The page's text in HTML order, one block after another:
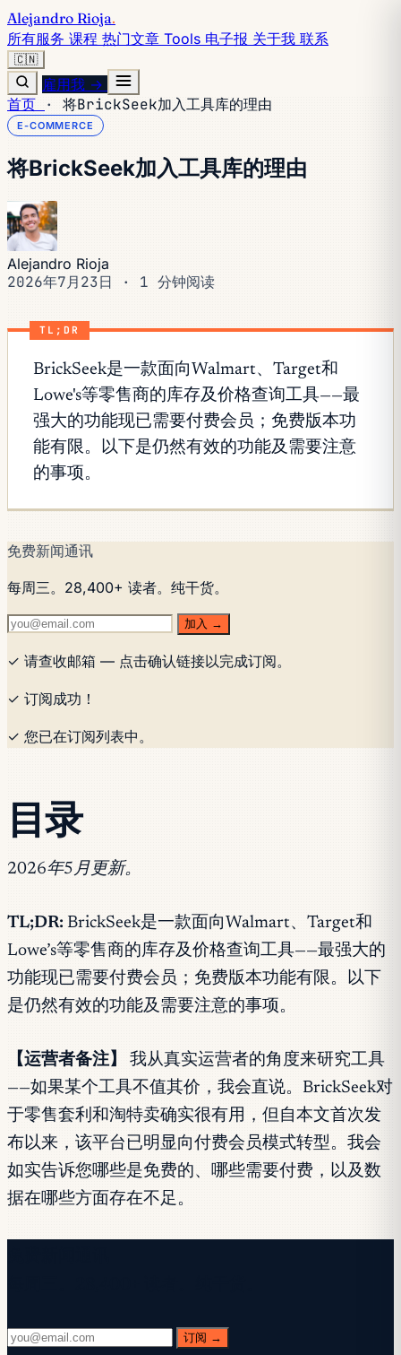
Alejandro Rioja.
所有服务 课程 热门文章 Tools 电子报 关于我 联系
🇨🇳
雇用我 →
首页 · 将BrickSeek加入工具库的理由
E-COMMERCE
将BrickSeek加入工具库的理由
Alejandro Rioja
2026年7月23日 · 1 分钟阅读
TL;DR
BrickSeek是一款面向Walmart、Target和
Lowe's等零售商的库存及价格查询工具——最
强大的功能现已需要付费会员；免费版本功
能有限。以下是仍然有效的功能及需要注意
的事项。
免费新闻通讯
每周三。28,400+ 读者。纯干货。
加入 →
✓ 请查收邮箱 — 点击确认链接以完成订阅。
✓ 订阅成功！
✓ 您已在订阅列表中。
目录
2026年5月更新。
TL;DR: BrickSeek是一款面向Walmart、Target和
Lowe’s等零售商的库存及价格查询工具——最强大的
功能现已需要付费会员；免费版本功能有限。以下
是仍然有效的功能及需要注意的事项。
【运营者备注】
我从真实运营者的角度来研究工具
——如果某个工具不值其价，我会直说。BrickSeek对
于零售套利和淘特卖确实很有用，但自本文首次发
布以来，该平台已明显向付费会员模式转型。我会
如实告诉您哪些是免费的、哪些需要付费，以及数
据在哪些方面存在不足。
订阅 →